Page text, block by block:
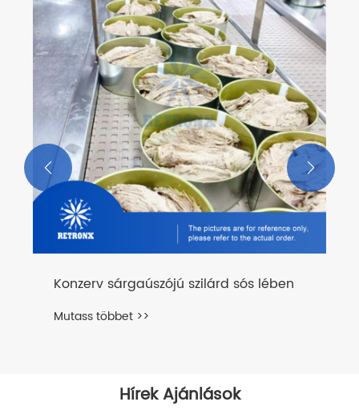
Konzerv sárgaúszójú szilárd sós lében
Mutass többet >>
 
Hírek Ajánlások